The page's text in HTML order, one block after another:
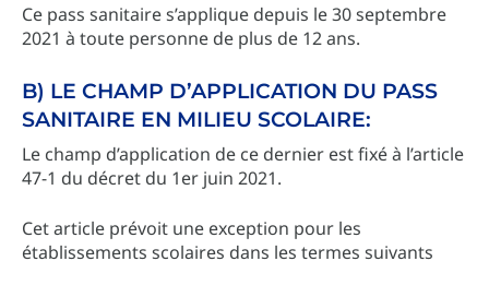
Ce pass sanitaire s’applique depuis le 30 septembre
2021 à toute personne de plus de 12 ans.
B) LE CHAMP D’APPLICATION DU PASS
SANITAIRE EN MILIEU SCOLAIRE:
Le champ d’application de ce dernier est fixé à l’article
47-1 du décret du 1er juin 2021.
Cet article prévoit une exception pour les
établissements scolaires dans les termes suivants